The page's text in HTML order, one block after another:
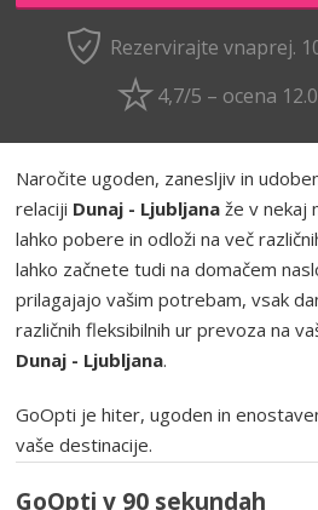
Rezervirajte vnaprej.
4,7/5 – ocena
Naročite ugoden, zanesljiv in
relaciji Dunaj - Ljubljana že v nekaj
lahko pobere in odloži na več
lahko začnete tudi na domačem
prilagajajo vašim potrebam, vsak
različnih fleksibilnih ur prevoza na
Dunaj - Ljubljana.
GoOpti je hiter, ugoden in
vaše destinacije.
GoOpti v 90 sekundah